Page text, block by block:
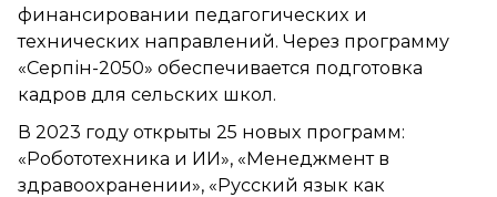
финансировании педагогических и
технических направлений. Через программу
«Серпін-2050» обеспечивается подготовка
кадров для сельских школ.
В 2023 году открыты 25 новых программ:
«Робототехника и ИИ», «Менеджмент в
здравоохранении», «Русский язык как